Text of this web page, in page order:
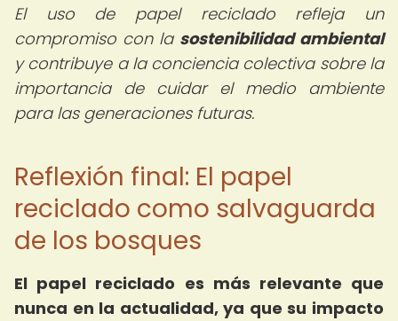
El uso de papel reciclado refleja un
compromiso con la sostenibilidad ambiental
y contribuye a la conciencia colectiva sobre la
importancia de cuidar el medio ambiente
para las generaciones futuras.
Reflexión final: El papel
reciclado como salvaguarda
de los bosques
El papel reciclado es más relevante que
nunca en la actualidad, ya que su impacto